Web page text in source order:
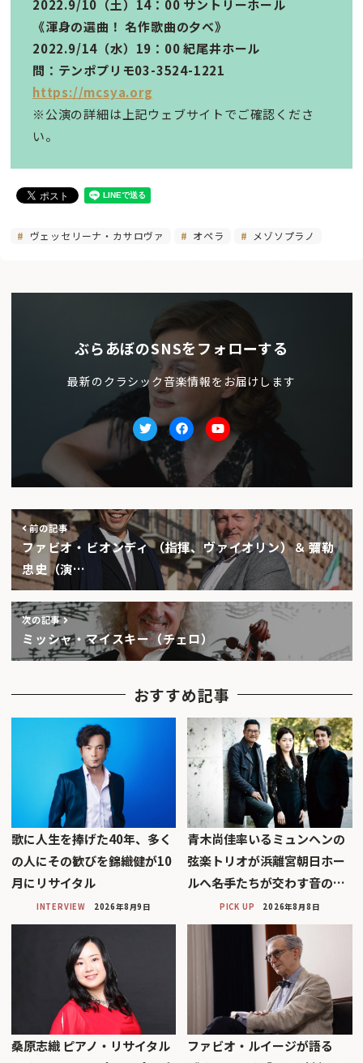
2022.9/10（土）14：00 サントリーホール
《渾身の選曲！ 名作歌曲の夕べ》
2022.9/14（水）19：00 紀尾井ホール
問：テンポプリモ03-3524-1221
https://mcsya.org
※公演の詳細は上記ウェブサイトでご確認くださ
い。
ヴェッセリーナ・カサロヴァ オペラ メゾソプラノ
ぶらあぼのSNSをフォローする
最新のクラシック音楽情報をお届けします
TwitterfacebookYoutube
前の記事
ファビオ・ビオンディ （指揮、ヴァイオリン）＆ 彌勒
忠史（演…
次の記事
ミッシャ・マイスキー（チェロ）
おすすめ記事
歌に人生を捧げた40年、多く
の人にその歓びを錦織健が10
月にリサイタル
INTERVIEW 2026年8月9日
青木尚佳率いるミュンヘンの
弦楽トリオが浜離宮朝日ホー
ルへ――名手たちが交わす音の…
PICK UP 2026年8月8日
桑原志織 ピアノ・リサイタル
ファビオ・ルイージが語る